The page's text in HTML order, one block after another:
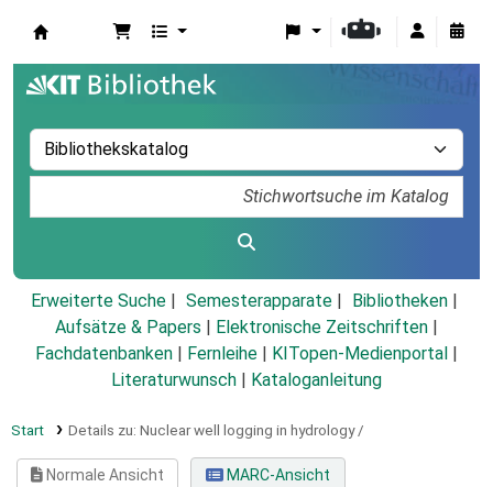
Erweiterte Suche Semesterapparate
Bibliotheken
Aufsätze & Papers
Elektronische Zeitschriften
Fachdatenbanken
Fernleihe KITopen-Medienportal
Literaturwunsch
Kataloganleitung
Start Details zu: Nuclear well logging in hydrology /
Normale Ansicht
MARC-Ansicht